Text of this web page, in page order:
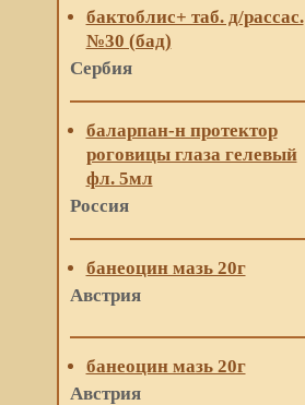
бактоблис+ таб. д/рассас.
№30 (бад)
Сербия
баларпан-н протектор
роговицы глаза гелевый
фл. 5мл
Россия
банеоцин мазь 20г
Австрия
банеоцин мазь 20г
Австрия